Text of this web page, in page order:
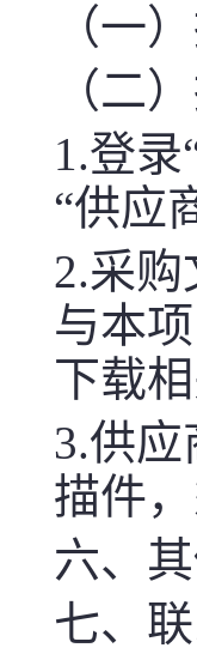
（一
（二
1.登录
“供应
2.采
与本
下载相
3.供
描件
六、
七、